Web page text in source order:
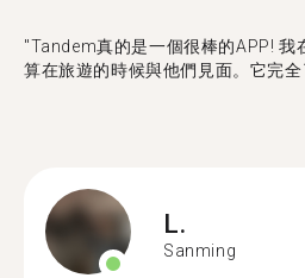
"Tandem真的是一個很棒的APP! 我
算在旅遊的時候與他們見面。它完
L.
Sanming